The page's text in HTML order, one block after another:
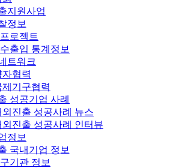
지원사업
정보
로젝트
출입 통계정보
트워크
자협력
제기구협력
성공기업 사례
외진출 성공사례 뉴스
외진출 성공사례 인터뷰
정보
국내기업 정보
기관 정보